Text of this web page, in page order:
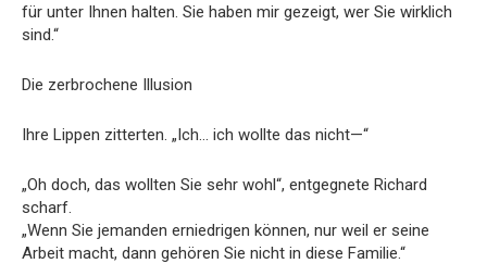
für unter Ihnen halten. Sie haben mir gezeigt, wer Sie wirklich
sind.“
Die zerbrochene Illusion
Ihre Lippen zitterten. „Ich… ich wollte das nicht—“
„Oh doch, das wollten Sie sehr wohl“, entgegnete Richard
scharf.
„Wenn Sie jemanden erniedrigen können, nur weil er seine
Arbeit macht, dann gehören Sie nicht in diese Familie.“